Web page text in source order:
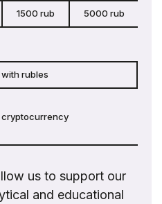
1500 rub 5000 rub
rubles
cryptocurrency
us to support our
and educational